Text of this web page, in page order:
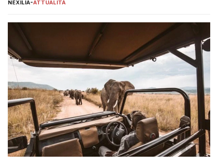
sul […]
NEXILIA-ATTUALITÀ